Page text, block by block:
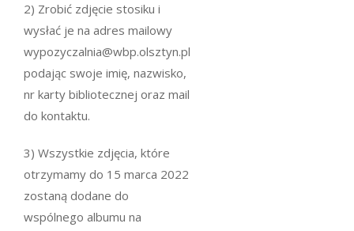
2) Zrobić zdjęcie stosiku i
wysłać je na adres mailowy
wypozyczalnia@wbp.olsztyn.pl
podając swoje imię, nazwisko,
nr karty bibliotecznej oraz mail
do kontaktu.
3) Wszystkie zdjęcia, które
otrzymamy do 15 marca 2022
zostaną dodane do
wspólnego albumu na